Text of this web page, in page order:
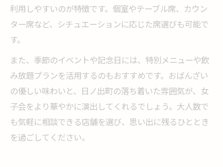
利用しやすいのが特徴です。個室やテーブル席、カウン
ター席など、シチュエーションに応じた席選びも可能で
す。
また、季節のイベントや記念日には、特別メニューや飲
み放題プランを活用するのもおすすめです。おばんざい
の優しい味わいと、日ノ出町の落ち着いた雰囲気が、女
子会をより華やかに演出してくれるでしょう。大人数で
も気軽に相談できる店舗を選び、思い出に残るひととき
を過ごしてください。